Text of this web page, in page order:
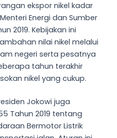
ekspor nikel kadar
Energi dan Sumber
2019. Kebijakan ini
nilai nikel melalui
negeri serta pesatnya
tahun terakhir
nikel yang cukup.
Jokowi juga
Tahun 2019 tentang
Bermotor Listrik